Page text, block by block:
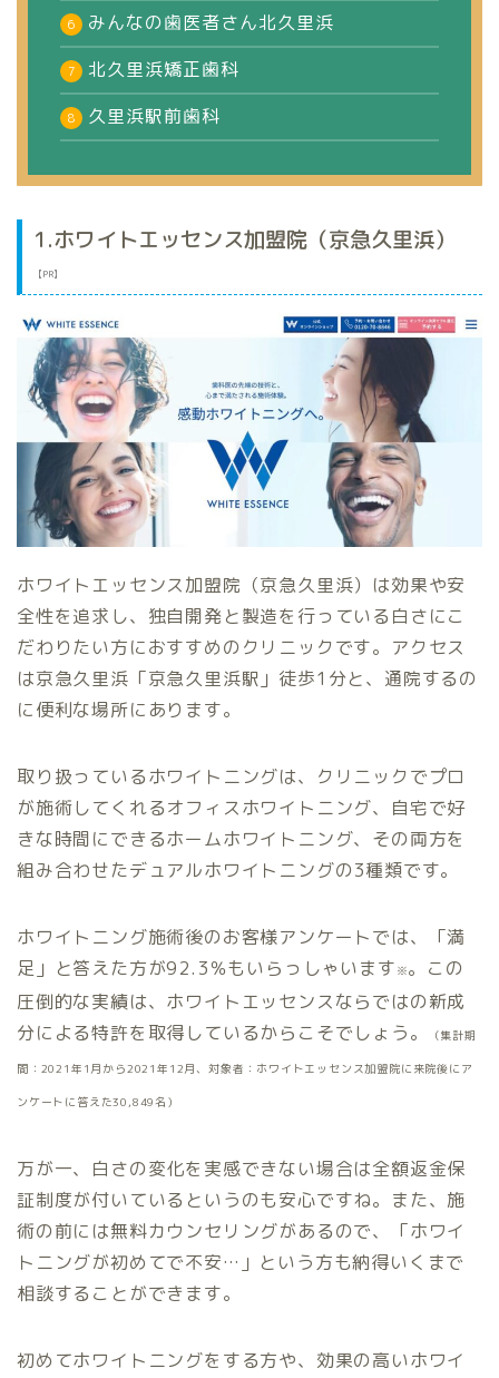
みんなの歯医者さん北久里浜
北久里浜矯正歯科
久里浜駅前歯科
1.ホワイトエッセンス加盟院（京急久里浜）
【PR】
ホワイトエッセンス加盟院（京急久里浜）は効果や安
全性を追求し、独自開発と製造を行っている白さにこ
だわりたい方におすすめのクリニックです。アクセス
は京急久里浜「京急久里浜駅」徒歩1分と、通院するの
に便利な場所にあります。
取り扱っているホワイトニングは、クリニックでプロ
が施術してくれるオフィスホワイトニング、自宅で好
きな時間にできるホームホワイトニング、その両方を
組み合わせたデュアルホワイトニングの3種類です。
ホワイトニング施術後のお客様アンケートでは、「満
足」と答えた方が92.3％もいらっしゃいます ※。この
圧倒的な実績は、ホワイトエッセンスならではの新成
分による特許を取得しているからこそでしょう。
（集計期
間：2021年1月から2021年12月、対象者：ホワイトエッセンス加盟院に来院後にア
ンケートに答えた30,849名）
万が一、白さの変化を実感できない場合は全額返金保
証制度が付いているというのも安心ですね。また、施
術の前には無料カウンセリングがあるので、「ホワイ
トニングが初めてで不安…」という方も納得いくまで
相談することができます。
初めてホワイトニングをする方や、効果の高いホワイ